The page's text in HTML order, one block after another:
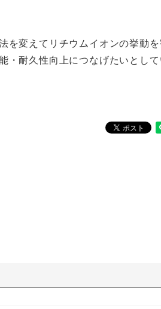
を変えてリチウムイオンの挙動
・耐久性向上につなげたいとし